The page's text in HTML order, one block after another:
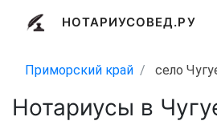
НОТАРИУСОВЕД.РУ
Приморский край село
Нотариусы в